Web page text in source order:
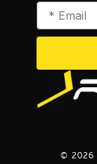
Email
© 2026